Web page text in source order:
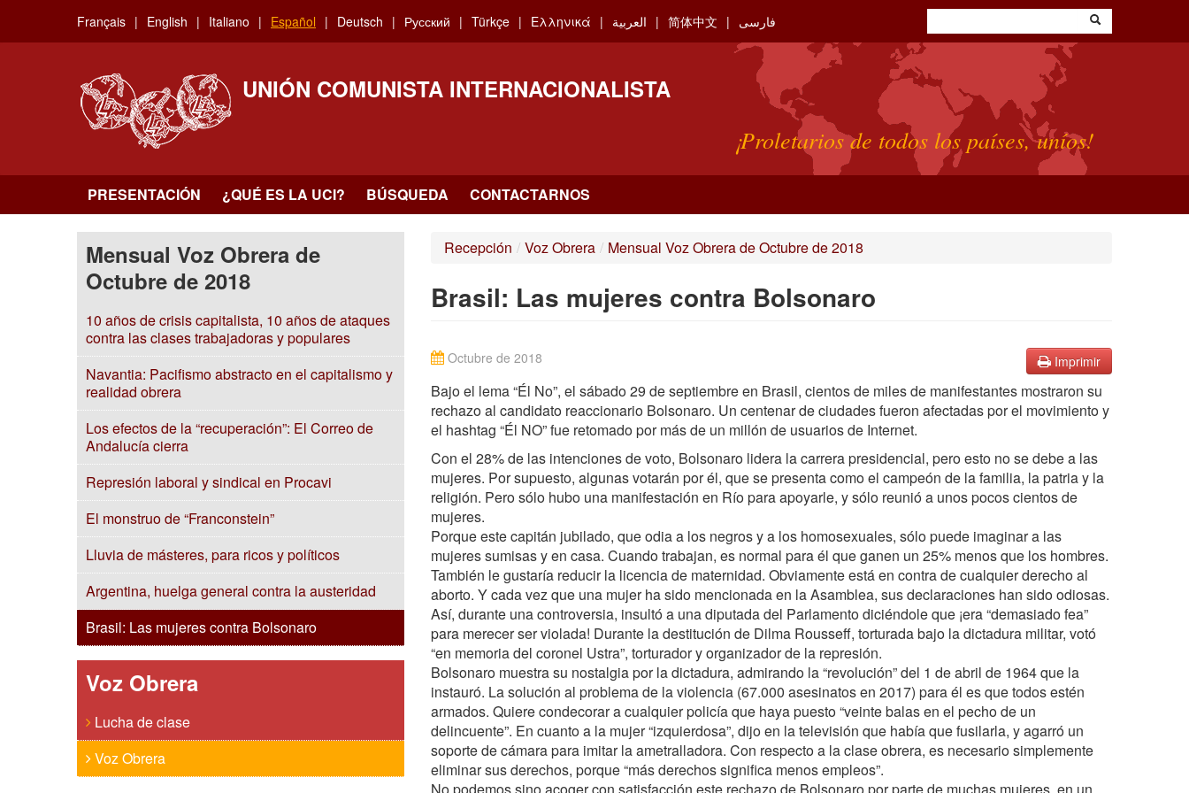
main
Français English Italiano Español Deutsch Русский Türkçe Ελληνικά العربية 简体中文 فارسی
UNIÓN COMUNISTA INTERNACIONALISTA
¡Proletarios de todos los países, uníos!
PRESENTACIÓN ¿QUÉ ES LA UCI? BÚSQUEDA CONTACTARNOS
Mensual Voz Obrera de
Octubre de 2018
10 años de crisis capitalista, 10 años de ataques
contra las clases trabajadoras y populares
Navantia: Pacifismo abstracto en el capitalismo y
realidad obrera
Los efectos de la “recuperación”: El Correo de
Andalucía cierra
Represión laboral y sindical en Procavi
El monstruo de “Franconstein”
Lluvia de másteres, para ricos y políticos
Argentina, huelga general contra la austeridad
Brasil: Las mujeres contra Bolsonaro
Voz Obrera
Lucha de clase
Voz Obrera
Recepción / Voz Obrera / Mensual Voz Obrera de Octubre de 2018
Brasil: Las mujeres contra Bolsonaro
Imprimir
Octubre de 2018
Bajo el lema “Él No”, el sábado 29 de septiembre en Brasil, cientos de miles de manifestantes mostraron su
rechazo al candidato reaccionario Bolsonaro. Un centenar de ciudades fueron afectadas por el movimiento y
el hashtag “Él NO” fue retomado por más de un millón de usuarios de Internet.
Con el 28% de las intenciones de voto, Bolsonaro lidera la carrera presidencial, pero esto no se debe a las
mujeres. Por supuesto, algunas votarán por él, que se presenta como el campeón de la familia, la patria y la
religión. Pero sólo hubo una manifestación en Río para apoyarle, y sólo reunió a unos pocos cientos de
mujeres.
Porque este capitán jubilado, que odia a los negros y a los homosexuales, sólo puede imaginar a las
mujeres sumisas y en casa. Cuando trabajan, es normal para él que ganen un 25% menos que los hombres.
También le gustaría reducir la licencia de maternidad. Obviamente está en contra de cualquier derecho al
aborto. Y cada vez que una mujer ha sido mencionada en la Asamblea, sus declaraciones han sido odiosas.
Así, durante una controversia, insultó a una diputada del Parlamento diciéndole que ¡era “demasiado fea”
para merecer ser violada! Durante la destitución de Dilma Rousseff, torturada bajo la dictadura militar, votó
“en memoria del coronel Ustra”, torturador y organizador de la represión.
Bolsonaro muestra su nostalgia por la dictadura, admirando la “revolución” del 1 de abril de 1964 que la
instauró. La solución al problema de la violencia (67.000 asesinatos en 2017) para él es que todos estén
armados. Quiere condecorar a cualquier policía que haya puesto “veinte balas en el pecho de un
delincuente”. En cuanto a la mujer “izquierdosa”, dijo en la televisión que había que fusilarla, y agarró un
soporte de cámara para imitar la ametralladora. Con respecto a la clase obrera, es necesario simplemente
eliminar sus derechos, porque “más derechos significa menos empleos”.